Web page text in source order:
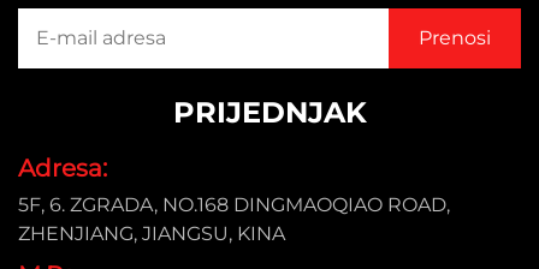
PRIJEDNJAK
Adresa:
5F, 6. ZGRADA, NO.168 DINGMAOQIAO ROAD,
ZHENJIANG, JIANGSU, KINA